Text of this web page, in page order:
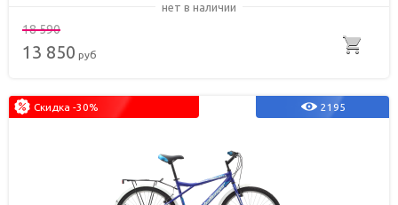
нет в наличии
18 590
13 850 руб
2195
Скидка -30%